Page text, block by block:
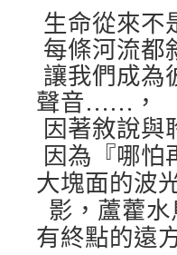
生命從來不
每條河流都
讓我們成為
聲音……，
因著敘說與
因為『哪怕
大塊面的波
影，蘆藿
有終點的遠